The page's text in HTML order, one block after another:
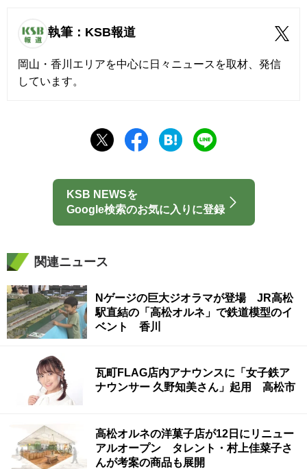
執筆：KSB報道
岡山・香川エリアを中心に日々ニュースを取材、発信
しています。
KSB NEWSを
Google検索のお気に入りに登録
関連ニュース
Nゲージの巨大ジオラマが登場 JR高松
駅直結の「高松オルネ」で鉄道模型のイ
ベント 香川
瓦町FLAG店内アナウンスに「女子鉄ア
ナウンサー 久野知美さん」起用 高松市
高松オルネの洋菓子店が12日にリニュー
アルオープン タレント・村上佳菜子さ
んが考案の商品も展開